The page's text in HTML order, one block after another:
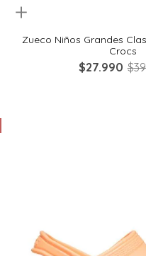
Quickview
Zueco Niños Grandes
Crocs
$27.990 $39